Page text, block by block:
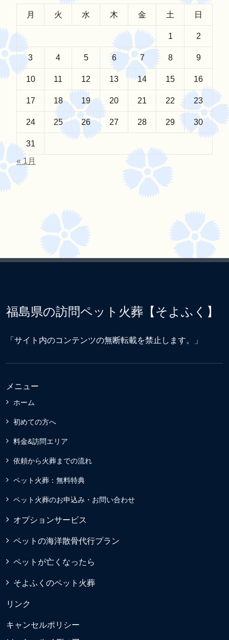
月 火 水 木 金 土 日
1 2
3 4 5 6 7 8 9
10 11 12 13 14 15 16
17 18 19 20 21 22 23
24 25 26 27 28 29 30
31
« 1月
福島県の訪問ペット火葬【そよふく】
「サイト内のコンテンツの無断転載を禁止します。」
メニュー
ホーム
初めての方へ
料金&訪問エリア
依頼から火葬までの流れ
ペット火葬：無料特典
ペット火葬のお申込み・お問い合わせ
オプションサービス
ペットの海洋散骨代行プラン
ペットが亡くなったら
そよふくのペット火葬
リンク
キャンセルポリシー